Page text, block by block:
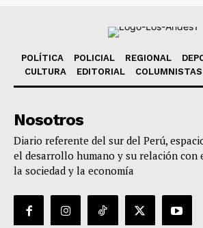
POLÍTICA POLICIAL REGIONAL
CULTURA
EDITORIAL COLUMNISTAS
Nosotros
Diario referente del sur del Perú,
el desarrollo humano y su relación con
la sociedad y la economía